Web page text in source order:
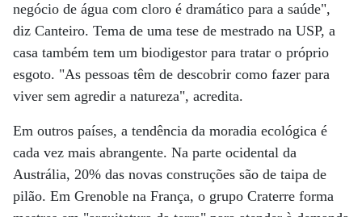
negócio de água com cloro é dramático para a saúde",
diz Canteiro. Tema de uma tese de mestrado na USP, a
casa também tem um biodigestor para tratar o próprio
esgoto. "As pessoas têm de descobrir como fazer para
viver sem agredir a natureza", acredita.
Em outros países, a tendência da moradia ecológica é
cada vez mais abrangente. Na parte ocidental da
Austrália, 20% das novas construções são de taipa de
pilão. Em Grenoble na França, o grupo Craterre forma